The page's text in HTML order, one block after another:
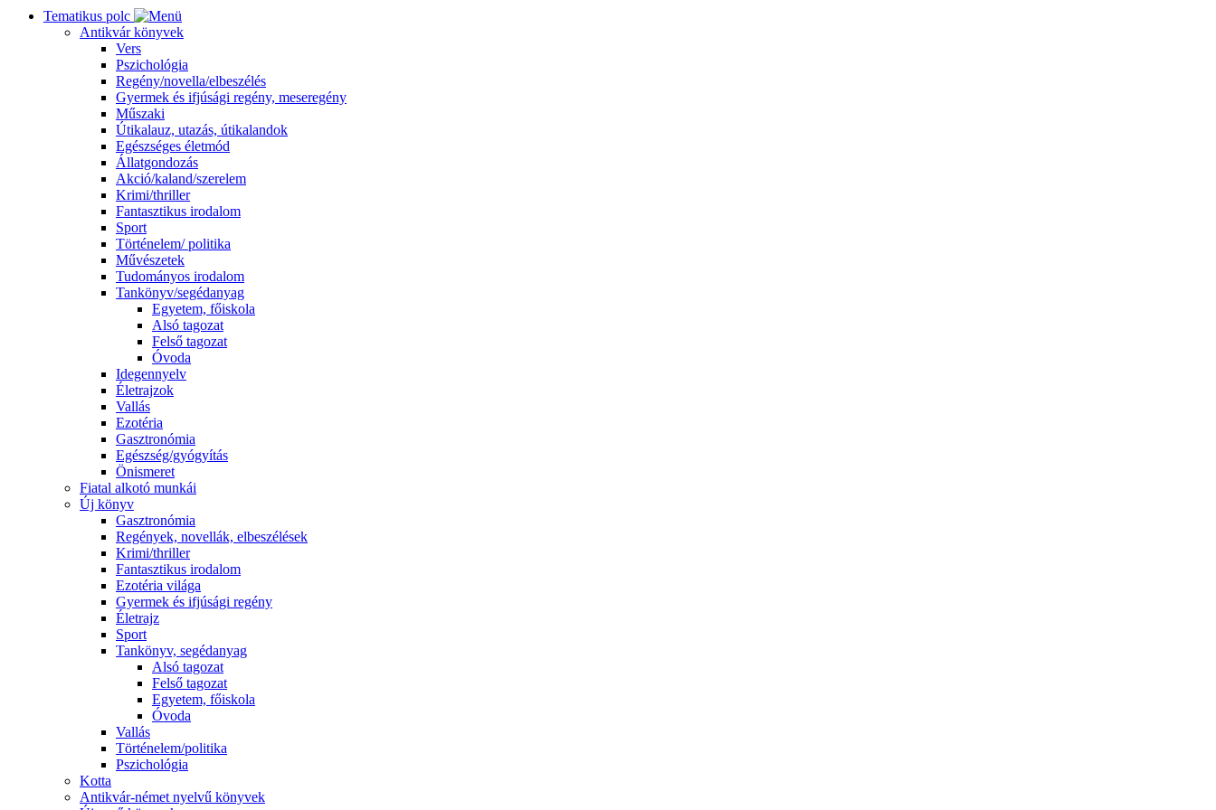
Tematikus polc
Antikvár könyvek
Vers
Pszichológia
Regény/novella/elbeszélés
Gyermek és ifjúsági regény, meseregény
Műszaki
Útikalauz, utazás, útikalandok
Egészséges életmód
Állatgondozás
Akció/kaland/szerelem
Krimi/thriller
Fantasztikus irodalom
Sport
Történelem/ politika
Művészetek
Tudományos irodalom
Tankönyv/segédanyag
Egyetem, főiskola
Alsó tagozat
Felső tagozat
Óvoda
Idegennyelv
Életrajzok
Vallás
Ezotéria
Gasztronómia
Egészség/gyógyítás
Önismeret
Fiatal alkotó munkái
Új könyv
Gasztronómia
Regények, novellák, elbeszélések
Krimi/thriller
Fantasztikus irodalom
Ezotéria világa
Gyermek és ifjúsági regény
Életrajz
Sport
Tankönyv, segédanyag
Alsó tagozat
Felső tagozat
Egyetem, főiskola
Óvoda
Vallás
Történelem/politika
Pszichológia
Kotta
Antikvár-német nyelvű könyvek